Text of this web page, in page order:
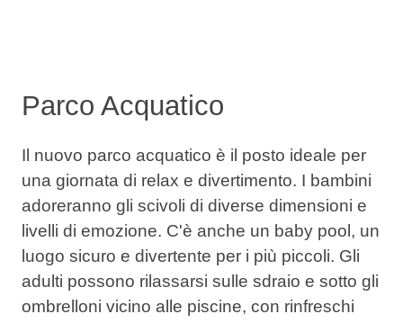
Parco Acquatico
Il nuovo parco acquatico è il posto ideale per
una giornata di relax e divertimento. I bambini
adoreranno gli scivoli di diverse dimensioni e
livelli di emozione. C'è anche un baby pool, un
luogo sicuro e divertente per i più piccoli. Gli
adulti possono rilassarsi sulle sdraio e sotto gli
ombrelloni vicino alle piscine, con rinfreschi